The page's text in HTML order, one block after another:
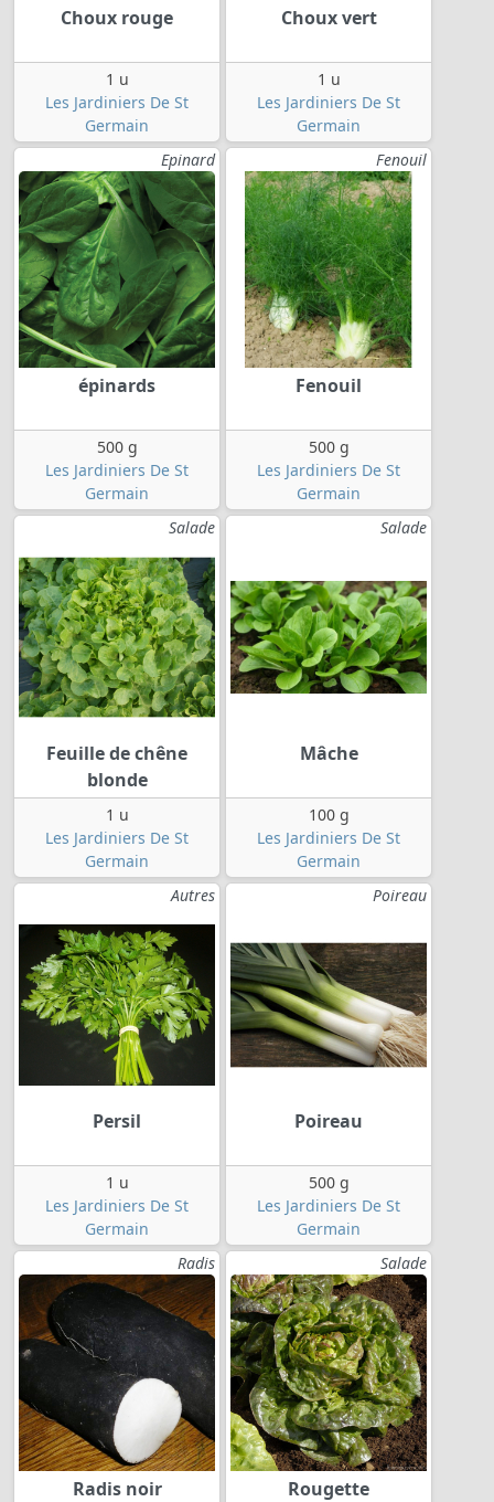
Choux rouge
1 u
Les Jardiniers De St
Germain
Choux vert
1 u
Les Jardiniers De St
Germain
Epinard
épinards
500 g
Les Jardiniers De St
Germain
Fenouil
Fenouil
500 g
Les Jardiniers De St
Germain
Salade
Feuille de chêne
blonde
1 u
Les Jardiniers De St
Germain
Salade
Mâche
100 g
Les Jardiniers De St
Germain
Autres
Persil
1 u
Les Jardiniers De St
Germain
Poireau
Poireau
500 g
Les Jardiniers De St
Germain
Radis
Radis noir
Salade
Rougette